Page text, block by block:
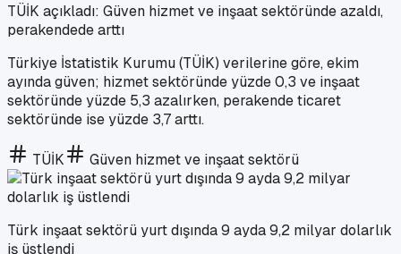
TÜİK açıkladı: Güven hizmet ve inşaat sektöründe azaldı,
perakendede arttı
Türkiye İstatistik Kurumu (TÜİK) verilerine göre, ekim
ayında güven; hizmet sektöründe yüzde 0,3 ve inşaat
sektöründe yüzde 5,3 azalırken, perakende ticaret
sektöründe ise yüzde 3,7 arttı.
TÜİK Güven hizmet ve inşaat sektörü
Türk inşaat sektörü yurt dışında 9 ayda 9,2 milyar dolarlık
iş üstlendi